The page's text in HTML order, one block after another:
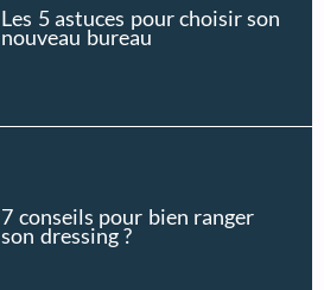
Les 5 astuces pour choisir son
nouveau bureau
7 conseils pour bien ranger
son dressing ?